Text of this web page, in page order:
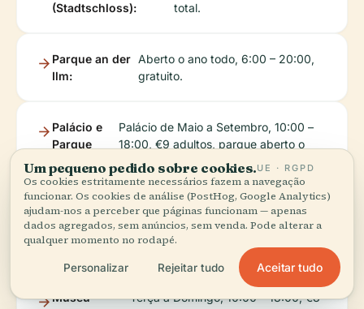
(Stadtschloss):
total.
Parque an der
Ilm:
Aberto o ano todo, 6:00 – 20:00,
gratuito.
Palácio e
Parque
Palácio de Maio a Setembro, 10:00 –
18:00, €9 adultos, parque aberto o
ano todo/gratuito.
Biblioteca da
Duquesa Anna
Amalia:
Terça a Domingo, 10:00 –
17:30, €9 adultos, acesso
limitado.
Museu
Terça a Domingo, 10:00 – 18:00, €8
Um pequeno pedido sobre cookies.UE · RGPD
Os cookies estritamente necessários fazem a navegação
funcionar. Os cookies de análise (PostHog, Google Analytics)
ajudam-nos a perceber que páginas funcionam — apenas
dados agregados, sem anúncios, sem venda. Pode alterar a
qualquer momento no rodapé.
Personalizar Rejeitar tudo Aceitar tudo